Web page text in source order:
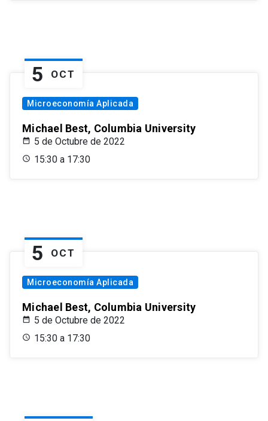
5 OCT
Microeconomía Aplicada
Michael Best, Columbia University
5 de Octubre de 2022
15:30 a 17:30
5 OCT
Microeconomía Aplicada
Michael Best, Columbia University
5 de Octubre de 2022
15:30 a 17:30